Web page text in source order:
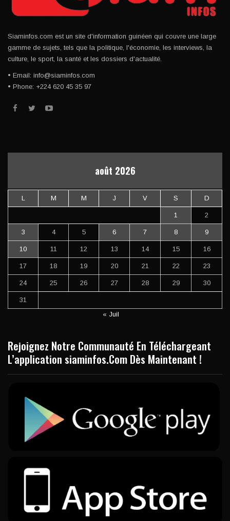
Siaminfos.com est un site d'information guinéen qui couvre une large
gamme de sujets, tels que la politique, l'économie, les interviews, la
culture, le sport, la santé et les dossiers d'actualité.
• Email: info@siaminfos.com
• Phone: +224 620 45 35 97
août 2026
L M M J V S D
1 2
3 4 5 6 7 8 9
10 11 12 13 14 15 16
17 18 19 20 21 22 23
24 25 26 27 28 29 30
31
« Juil
Rejoignez Notre Communauté En Téléchargeant
L’application siaminfos.Com Dès Maintenant !